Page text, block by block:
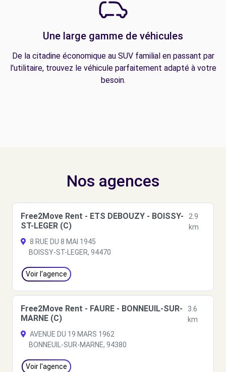
Une large gamme de véhicules
De la citadine économique au SUV familial en passant par
l'utilitaire, trouvez le véhicule parfaitement adapté à votre
besoin.
Nos agences
Free2Move Rent - ETS DEBOUZY - BOISSY-
ST-LEGER (C)
2.9
km
8 RUE DU 8 MAI 1945
BOISSY-ST-LEGER, 94470
Voir l'agence
Free2Move Rent - FAURE - BONNEUIL-SUR-
MARNE (C)
3.6
km
AVENUE DU 19 MARS 1962
BONNEUIL-SUR-MARNE, 94380
Voir l'agence